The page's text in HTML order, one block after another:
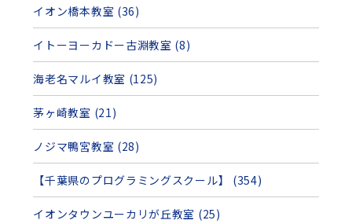
イオン橋本教室 (36)
イトーヨーカドー古淵教室 (8)
海老名マルイ教室 (125)
茅ヶ崎教室 (21)
ノジマ鴨宮教室 (28)
【千葉県のプログラミングスクール】 (354)
イオンタウンユーカリが丘教室 (25)